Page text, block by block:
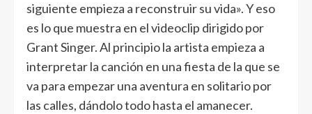
siguiente empieza a reconstruir su vida». Y eso
es lo que muestra en el videoclip dirigido por
Grant Singer. Al principio la artista empieza a
interpretar la canción en una fiesta de la que se
va para empezar una aventura en solitario por
las calles, dándolo todo hasta el amanecer.